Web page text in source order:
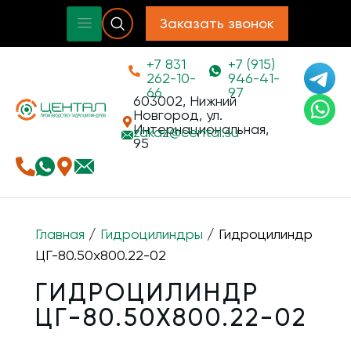
Заказать звонок
+7 831
262-10-
66
+7 (915)
946-41-
97
603002, Нижний
Новгород, ул.
Интернациональная,
95
zakaz@cental.su
Главная / Гидроцилиндры / Гидроцилиндр
ЦГ-80.50х800.22-02
ГИДРОЦИЛИНДР
ЦГ-80.50Х800.22-02